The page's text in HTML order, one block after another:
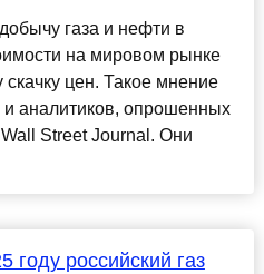
газа и нефти в
на мировом рынке
цен. Такое мнение
аналитиков, опрошенных
Street Journal. Они
российский газ